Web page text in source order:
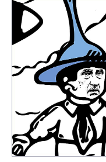
ARCHIV
ROZHOVORY
TÉMATA
NEJČTENĚJŠÍ ZA 7 DNÍ
AUTOŘI
PŘÍSPĚVKY NA PROVOZ